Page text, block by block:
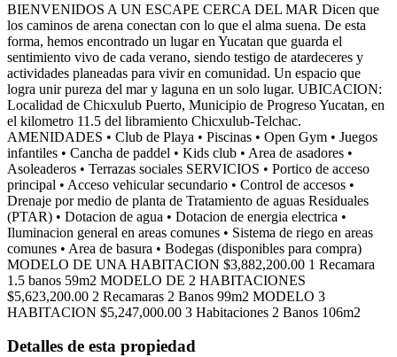
BIENVENIDOS A UN ESCAPE CERCA DEL MAR Dicen que
los caminos de arena conectan con lo que el alma suena. De esta
forma, hemos encontrado un lugar en Yucatan que guarda el
sentimiento vivo de cada verano, siendo testigo de atardeceres y
actividades planeadas para vivir en comunidad. Un espacio que
logra unir pureza del mar y laguna en un solo lugar. UBICACION:
Localidad de Chicxulub Puerto, Municipio de Progreso Yucatan, en
el kilometro 11.5 del libramiento Chicxulub-Telchac.
AMENIDADES • Club de Playa • Piscinas • Open Gym • Juegos
infantiles • Cancha de paddel • Kids club • Area de asadores •
Asoleaderos • Terrazas sociales SERVICIOS • Portico de acceso
principal • Acceso vehicular secundario • Control de accesos •
Drenaje por medio de planta de Tratamiento de aguas Residuales
(PTAR) • Dotacion de agua • Dotacion de energia electrica •
Iluminacion general en areas comunes • Sistema de riego en areas
comunes • Area de basura • Bodegas (disponibles para compra)
MODELO DE UNA HABITACION $3,882,200.00 1 Recamara
1.5 banos 59m2 MODELO DE 2 HABITACIONES
$5,623,200.00 2 Recamaras 2 Banos 99m2 MODELO 3
HABITACION $5,247,000.00 3 Habitaciones 2 Banos 106m2
Detalles de esta propiedad